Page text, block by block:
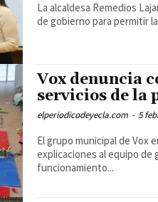
La alcaldesa Remedios
de gobierno para permitir
Vox denuncia
servicios de la
elperiodicodeyecla.com - 5
El grupo municipal de Vox
explicaciones al equipo
funcionamiento...